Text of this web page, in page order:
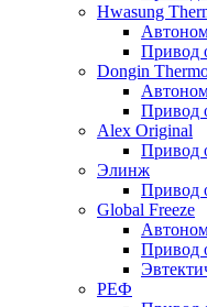
Hwasung
Привод
Dongin
Привод
Alex Original
Привод
Элинж
Привод
Global Freeze
Привод
РЕФ